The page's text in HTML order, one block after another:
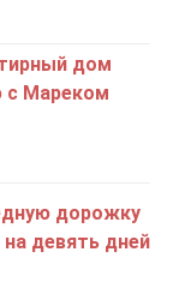
дом
с Мареком
дорожку
девять дней